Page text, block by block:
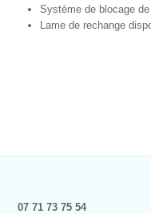
Système de blocage
Lame de rechange
07 71 73 75 54